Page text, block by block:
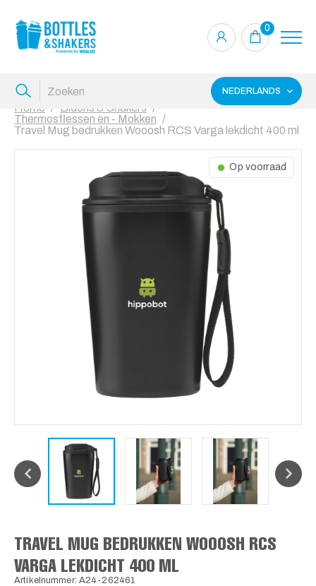
0
NEDERLANDS
Home
Bidons & Shakers
Thermosflessen en - Mokken
Travel Mug bedrukken Wooosh RCS Varga lekdicht 400 ml
Op voorraad
TRAVEL MUG BEDRUKKEN WOOOSH RCS
VARGA LEKDICHT 400 ML
Artikelnummer: A24-262461